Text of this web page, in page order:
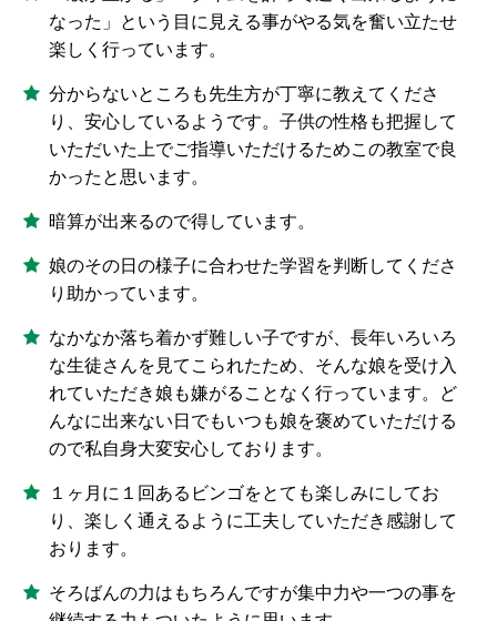
なった」という目に見える事がやる気を奮い立たせ
楽しく行っています。
分からないところも先生方が丁寧に教えてくださ
り、安心しているようです。子供の性格も把握して
いただいた上でご指導いただけるためこの教室で良
かったと思います。
暗算が出来るので得しています。
娘のその日の様子に合わせた学習を判断してくださ
り助かっています。
なかなか落ち着かず難しい子ですが、長年いろいろ
な生徒さんを見てこられたため、そんな娘を受け入
れていただき娘も嫌がることなく行っています。ど
んなに出来ない日でもいつも娘を褒めていただける
ので私自身大変安心しております。
１ヶ月に１回あるビンゴをとても楽しみにしてお
り、楽しく通えるように工夫していただき感謝して
おります。
そろばんの力はもちろんですが集中力や一つの事を